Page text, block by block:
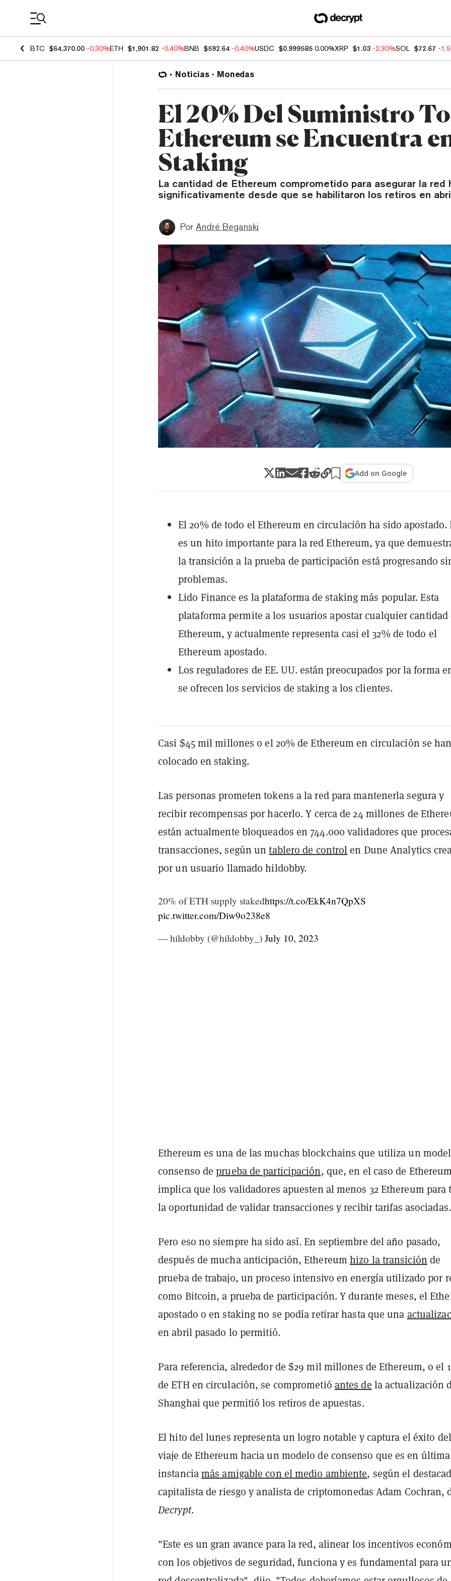
BTC $64,370.00 -0.30%ETH $1,901.82 -0.40%BNB $592.64 -0.40%USDC $0.999585 0.00%XRP $1.03 -2.30%SOL $72.67 -
Noticias Monedas
El 20% Del Suministro
Ethereum se Encuentra
Staking
La cantidad de Ethereum comprometido para asegurar la red
significativamente desde que se habilitaron los retiros en
Por André Beganski
Add on Google
El 20% de todo el Ethereum en circulación ha sido apostado.
es un hito importante para la red Ethereum, ya que
la transición a la prueba de participación está progresando
problemas.
Lido Finance es la plataforma de staking más popular. Esta
plataforma permite a los usuarios apostar cualquier cantidad
Ethereum, y actualmente representa casi el 32% de todo el
Ethereum apostado.
Los reguladores de EE. UU. están preocupados por la forma
se ofrecen los servicios de staking a los clientes.
Casi $45 mil millones o el 20% de Ethereum en circulación se han
colocado en staking.
Las personas prometen tokens a la red para mantenerla segura y
recibir recompensas por hacerlo. Y cerca de 24 millones de
están actualmente bloqueados en 744.000 validadores que
transacciones, según untablero de controlen Dune Analytics
por un usuario llamado hildobby.
20% of ETH supply stakedhttps://t.co/EkK4n7QpXS
pic.twitter.com/Diw9o238e8
— hildobby (@hildobby_) July 10, 2023
Ethereum es una de las muchas blockchains que utiliza un
consenso deprueba de participación, que, en el caso de
implica que los validadores apuesten al menos 32 Ethereum para
la oportunidad de validar transacciones y recibir tarifas asociadas.
Pero eso no siempre ha sido así. En septiembre del año pasado,
después de mucha anticipación, Ethereumhizo la transición de
prueba de trabajo, un proceso intensivo en energía utilizado por
como Bitcoin, a prueba de participación. Y durante meses, el
apostado o en staking no se podía retirar hasta que una
en abril pasado lo permitió.
Para referencia, alrededor de $29 mil millones de Ethereum, o el
de ETH en circulación, se comprometió antes de la actualización
Shanghai que permitió los retiros de apuestas.
El hito del lunes representa un logro notable y captura el éxito del
viaje de Ethereum hacia un modelo de consenso que es en última
instanciamás amigable con el medio ambiente, según el
capitalista de riesgo y analista de criptomonedas Adam Cochran,
Decrypt.
"Este es un gran avance para la red, alinear los incentivos
con los objetivos de seguridad, funciona y es fundamental para